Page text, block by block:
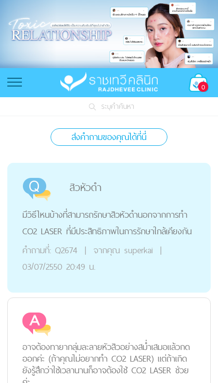
0
ระบุคำค้นหา
ส่งคำถามของคุณได้ที่นี่
สิวหัวดำ
มีวิธีไหนบ้างที่สามารถรักษาสิวหัวดำนอกจากการทำ
CO2 LASER ที่มีประสิทธิภาพในการรักษาใกล้เคียงกัน
คำถามที่: Q2674 | จากคุณ superkai |
03/07/2550 20:49 น.
อาจต้องทายากลุ่มละลายหัวสิวอย่างสม่ำเสมอแล้วกด
ออกค่ะ (ถ้าคุณไม่อยากทำ CO2 LASER) แต่ถ้าเกิด
ยังรู้สึกว่าใช้เวลานานก็อาจต้องใช้ CO2 LASER ช่วย